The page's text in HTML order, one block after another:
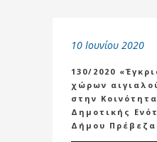
10 Ιουνίου 2020
130/2020
χώρων
στην
Δημοτικής
Δήμου